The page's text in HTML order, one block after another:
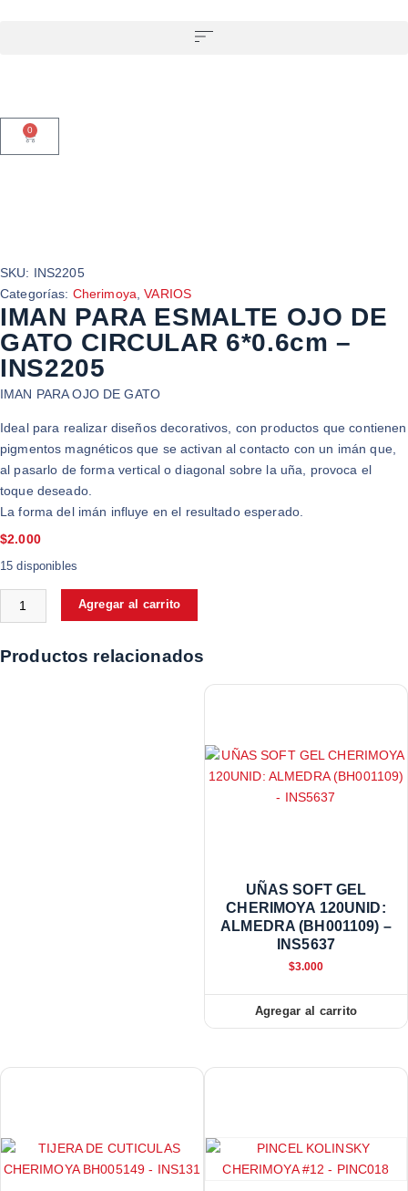
0
SKU: INS2205
Categorías: Cherimoya ,VARIOS
IMAN PARA ESMALTE OJO DE
GATO CIRCULAR 6*0.6cm –
INS2205
IMAN PARA OJO DE GATO
Ideal para realizar diseños decorativos, con productos que contienen
pigmentos magnéticos que se activan al contacto con un imán que,
al pasarlo de forma vertical o diagonal sobre la uña, provoca el
toque deseado.
La forma del imán influye en el resultado esperado.
$2.000
15 disponibles
Agregar al carrito
Productos relacionados
UÑAS SOFT GEL
CHERIMOYA 120UNID:
ALMEDRA (BH001109) –
INS5637
$3.000
Agregar al carrito